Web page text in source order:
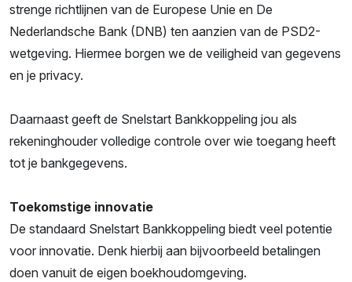
strenge richtlijnen van de Europese Unie en De
Nederlandsche Bank (DNB) ten aanzien van de PSD2-
wetgeving. Hiermee borgen we de veiligheid van gegevens
en je privacy.
Daarnaast geeft de Snelstart Bankkoppeling jou als
rekeninghouder volledige controle over wie toegang heeft
tot je bankgegevens.
Toekomstige innovatie
De standaard Snelstart Bankkoppeling biedt veel potentie
voor innovatie. Denk hierbij aan bijvoorbeeld betalingen
doen vanuit de eigen boekhoudomgeving.